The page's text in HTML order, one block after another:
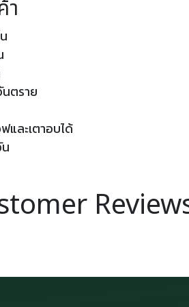
า
ตราย
และเตาอบได้